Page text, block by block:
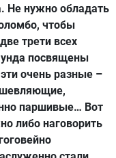
Не нужно обладать
чтобы
трети всех
посвящены
очень разные –
паршивые… Вот
либо наговорить